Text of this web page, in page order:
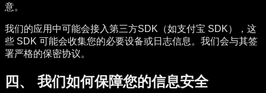
意。
我们的应用中可能会接入第三方SDK（如支付宝 SDK），这
些 SDK 可能会收集您的必要设备或日志信息。我们会与其签
署严格的保密协议。
四、 我们如何保障您的信息安全